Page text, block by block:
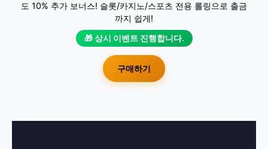
도 10% 추가 보너스! 슬롯/카지노/스포츠 전용 롤링으로 출금
까지 쉽게!
🎁 상시 이벤트 진행합니다.
구매하기